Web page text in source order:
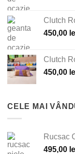
Clutch
450,00
Clutch
450,00
CELE MAI
Rucsac
495,00